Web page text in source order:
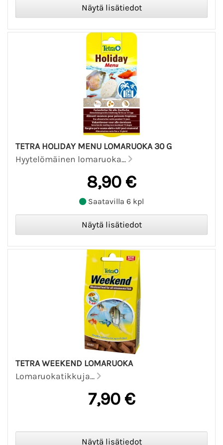
TETRA HOLIDAY MENU LOMARUOKA 30 G
Hyytelömäinen lomaruoka...
8,90 €
Saatavilla 6 kpl
TETRA WEEKEND LOMARUOKA
Lomaruokatikkuja...
7,90 €